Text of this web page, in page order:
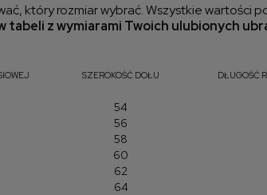
który rozmiar wybrać. Wszystkie wartości
z wymiarami Twoich ulubionych
SZEROKOŚĆ DOŁU DŁUGOŚĆ
54
56
58
60
62
64